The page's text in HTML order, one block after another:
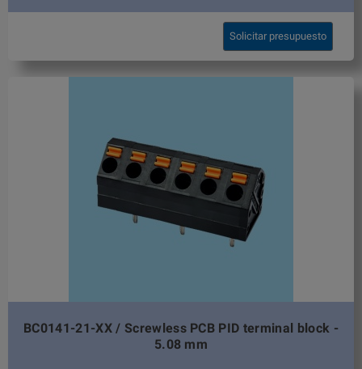
Solicitar presupuesto
BC0141-21-XX / Screwless PCB PID terminal block -
5.08 mm